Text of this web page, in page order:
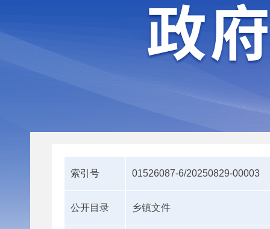
索引号 01526087-6/20250829-00003
公开目录 乡镇文件